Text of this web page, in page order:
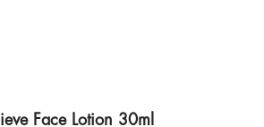
Face Lotion 30ml